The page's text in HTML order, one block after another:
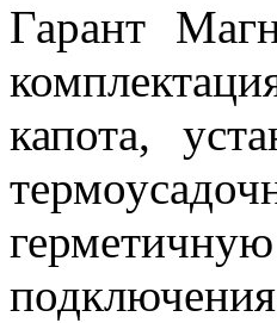
Гарант
капота,